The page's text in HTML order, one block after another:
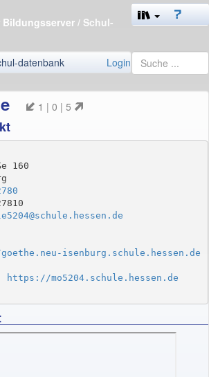
Bildungsserver / Schul-
datenbank Login
1 | 0 | 5
160
isenburg.schule.hessen.de
https://mo5204.schule.hessen.de